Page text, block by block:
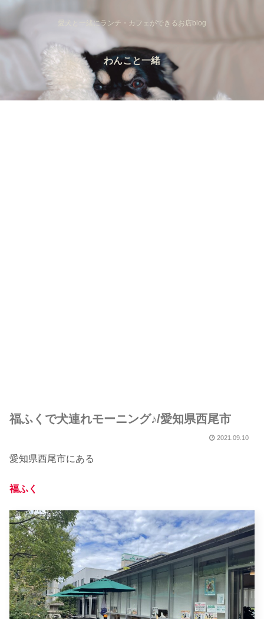
愛犬と一緒にランチ・カフェができるお店blog
わんこと一緒
福ふくで犬連れモーニング♪/愛知県西尾市
2021.09.10
愛知県西尾市にある
福ふく